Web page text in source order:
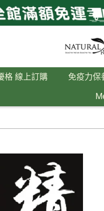
格 線上訂購 免疫力保